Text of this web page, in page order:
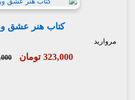
کتاب هنر عشق
مروارید
323,000 تومان